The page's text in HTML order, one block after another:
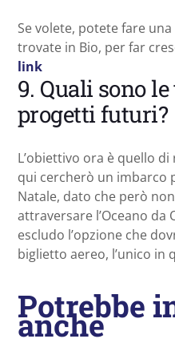
Se volete, potete fare
trovate in Bio, per far
link
9. Quali sono
progetti futuri?
L’obiettivo ora è quello
qui cercherò un imbarco
Natale, dato che però
attraversare l’Oceano da
escludo l’opzione che
biglietto aereo, l’unico in
Potrebbe
anche